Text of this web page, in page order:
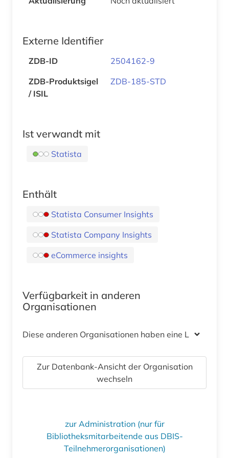
Externe Identifier
ZDB-ID
2504162-9
ZDB-Produktsigel
/ ISIL
ZDB-185-STD
Ist verwandt mit
Statista
Enthält
Statista Consumer Insights
Statista Company Insights
eCommerce insights
Verfügbarkeit in anderen
Organisationen
Diese anderen Organisationen haben eine Lizenz
Zur Datenbank-Ansicht der Organisation
wechseln
zur Administration (nur für
Bibliotheksmitarbeitende aus DBIS-
Teilnehmerorganisationen)